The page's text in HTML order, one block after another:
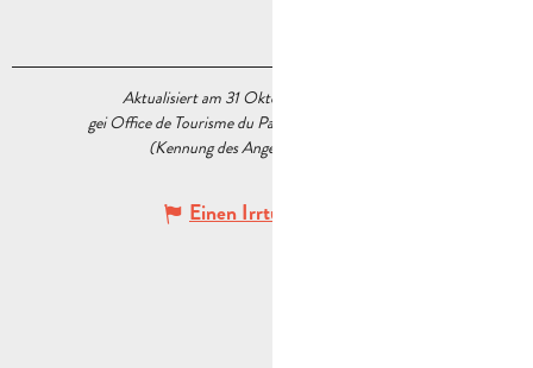
Aktualisiert am 31 Oktober 2025 Um 15:39
gei Office de Tourisme du Pays d’Aubagne et de l’Étoile
(Kennung des Angebots :
Einen Irrtum angeben